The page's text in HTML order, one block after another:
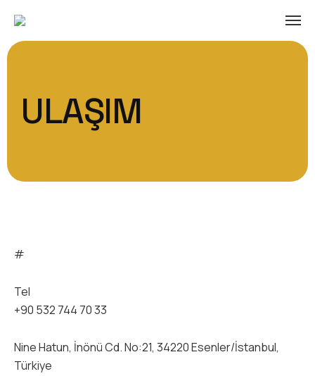
ULAŞIM
#
Tel
+90 532 744 70 33
Nine Hatun, İnönü Cd. No:21, 34220 Esenler/İstanbul,
Türkiye